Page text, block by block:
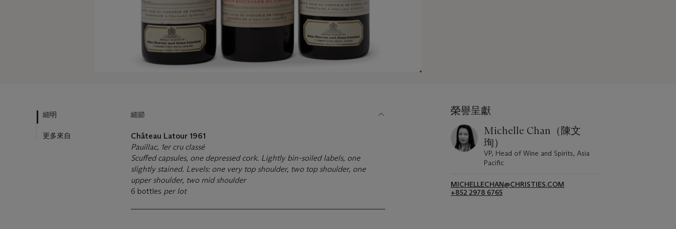
細明
更多來自
細節
Château Latour 1961
Pauillac, 1er cru classé
Scuffed capsules, one depressed cork. Lightly bin-soiled labels, one
slightly stained. Levels: one very top shoulder, two top shoulder, one
upper shoulder, two mid shoulder
6 bottles per lot
榮譽呈獻
Michelle Chan（陳文
珣）
VP, Head of Wine and Spirits, Asia
Pacific
MICHELLECHAN@CHRISTIES.COM
+852 2978 6765